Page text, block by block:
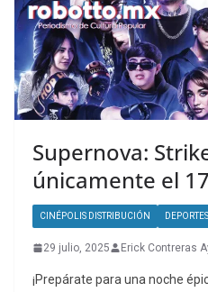
Supernova:
únicamente el
CINÉPOLIS DISTRIBUCIÓN DEPORTES
29 julio, 2025 Erick Contreras
¡Prepárate para una noche